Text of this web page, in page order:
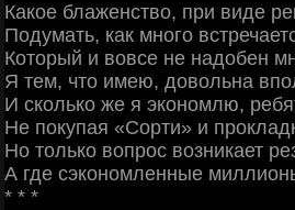
Какое блаженство, при виде
Подумать, как много
Который и вовсе не надобен
Я тем, что имею, довольна
И сколько же я экономлю,
Не покупая «Сорти» и
Но только вопрос возникает
А где сэкономленные
* * *